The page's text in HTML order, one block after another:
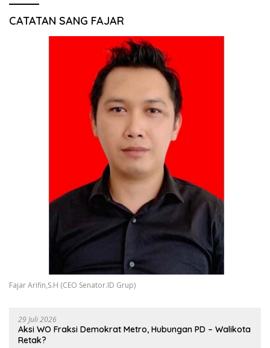
CATATAN SANG FAJAR
Fajar Arifin,S.H (CEO Senator.ID Grup)
29 Juli 2026
Aksi WO Fraksi Demokrat Metro, Hubungan PD – Walikota
Retak?